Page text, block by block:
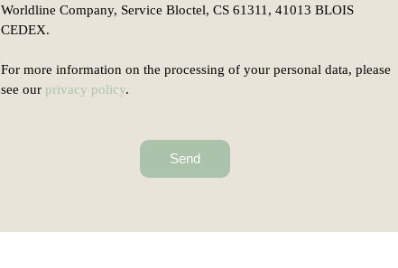
Worldline Company, Service Bloctel, CS 61311, 41013 BLOIS
CEDEX.
For more information on the processing of your personal data, please
see our privacy policy.
Send